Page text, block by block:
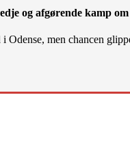
og afgørende kamp
Odense, men chancen